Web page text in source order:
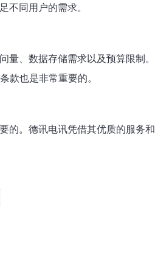
不同用户的需求。
量、数据存储需求以及预算限制
款也是非常重要的。
的。德讯电讯凭借其优质的服务